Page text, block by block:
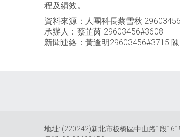
程及績效。
資料來源：人團科長蔡雪秋
承辦人：蔡芷茵 29603456#3608
新聞連絡：黃逢明29603456#3715
地址: (220242)新北市板橋區中山路1段